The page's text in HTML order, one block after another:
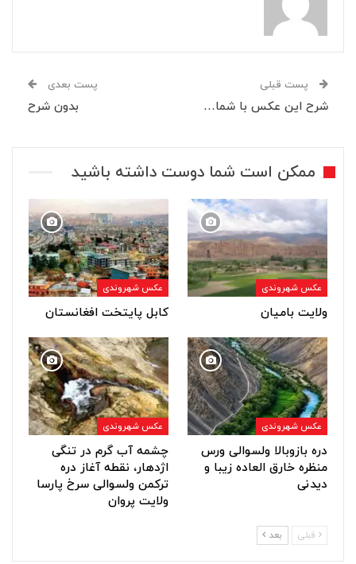
پست قبلی
شرح این عکس با شما…
پست بعدی
بدون شرح
ممکن است شما دوست داشته باشید
عکس شهروندی
ولایت بامیان
عکس شهروندی
کابل پایتخت افغانستان
عکس شهروندی
دره بازوبالا ولسوالی ورس
منظره خارق العاده زیبا و
دیدنی
عکس شهروندی
چشمه آب گرم در تنگی
اژدهار، نقطه آغاز دره
ترکمن ولسوالی سرخ پارسا
ولایت پروان
قبلی بعد